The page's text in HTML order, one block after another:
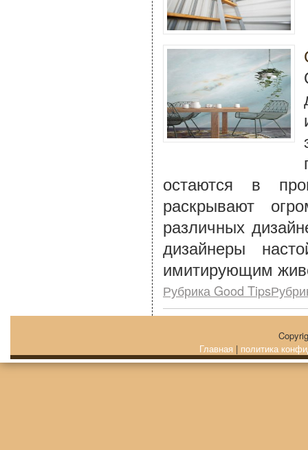
остаются в
раскрывают
различных
дизайнеры
имитирующим
Рубрика Good
Главная | политика